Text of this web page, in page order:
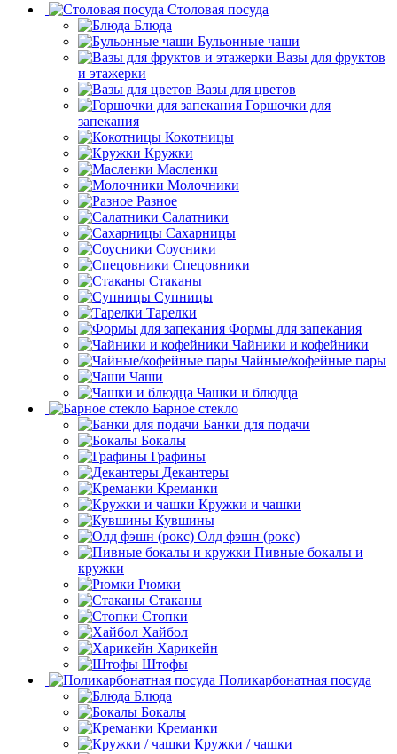
Столовая посуда
Блюда
Бульонные чаши
Вазы для фруктов
и этажерки
Вазы для цветов
Горшочки для
запекания
Кокотницы
Кружки
Масленки
Молочники
Разное
Салатники
Сахарницы
Соусники
Спецовники
Стаканы
Супницы
Тарелки
Формы для запекания
Чайники и кофейники
Чайные/кофейные пары
Чаши
Чашки и блюдца
Барное стекло
Банки для подачи
Бокалы
Графины
Декантеры
Креманки
Кружки и чашки
Кувшины
Олд фэшн (рокс)
Пивные бокалы и
кружки
Рюмки
Стаканы
Стопки
Хайбол
Харикейн
Штофы
Поликарбонатная посуда
Блюда
Бокалы
Креманки
Кружки / чашки